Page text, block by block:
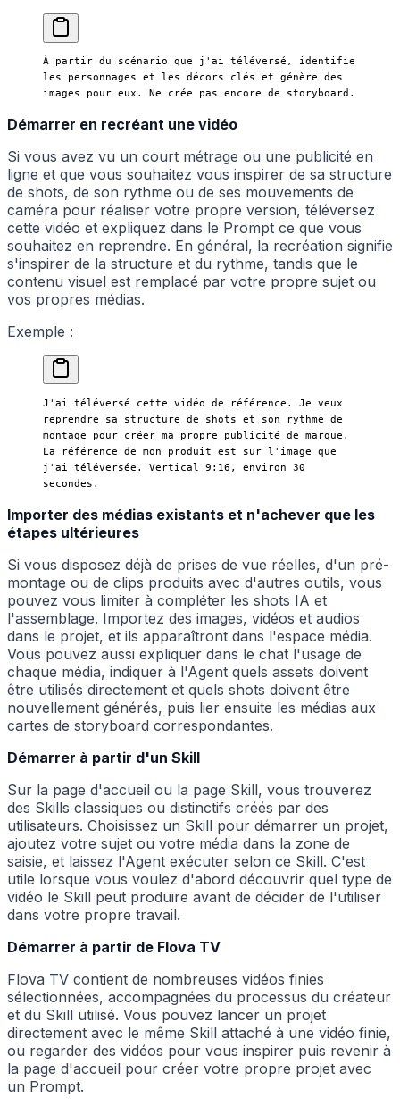
À partir du scénario que j'ai téléversé, identifie
les personnages et les décors clés et génère des
images pour eux. Ne crée pas encore de storyboard.
Démarrer en recréant une vidéo
Si vous avez vu un court métrage ou une publicité en
ligne et que vous souhaitez vous inspirer de sa structure
de shots, de son rythme ou de ses mouvements de
caméra pour réaliser votre propre version, téléversez
cette vidéo et expliquez dans le Prompt ce que vous
souhaitez en reprendre. En général, la recréation signifie
s'inspirer de la structure et du rythme, tandis que le
contenu visuel est remplacé par votre propre sujet ou
vos propres médias.
Exemple :
J'ai téléversé cette vidéo de référence. Je veux
reprendre sa structure de shots et son rythme de
montage pour créer ma propre publicité de marque.
La référence de mon produit est sur l'image que
j'ai téléversée. Vertical 9:16, environ 30
secondes.
Importer des médias existants et n'achever que les
étapes ultérieures
Si vous disposez déjà de prises de vue réelles, d'un pré-
montage ou de clips produits avec d'autres outils, vous
pouvez vous limiter à compléter les shots IA et
l'assemblage. Importez des images, vidéos et audios
dans le projet, et ils apparaîtront dans l'espace média.
Vous pouvez aussi expliquer dans le chat l'usage de
chaque média, indiquer à l'Agent quels assets doivent
être utilisés directement et quels shots doivent être
nouvellement générés, puis lier ensuite les médias aux
cartes de storyboard correspondantes.
Démarrer à partir d'un Skill
Sur la page d'accueil ou la page Skill, vous trouverez
des Skills classiques ou distinctifs créés par des
utilisateurs. Choisissez un Skill pour démarrer un projet,
ajoutez votre sujet ou votre média dans la zone de
saisie, et laissez l'Agent exécuter selon ce Skill. C'est
utile lorsque vous voulez d'abord découvrir quel type de
vidéo le Skill peut produire avant de décider de l'utiliser
dans votre propre travail.
Démarrer à partir de Flova TV
Flova TV contient de nombreuses vidéos finies
sélectionnées, accompagnées du processus du créateur
et du Skill utilisé. Vous pouvez lancer un projet
directement avec le même Skill attaché à une vidéo finie,
ou regarder des vidéos pour vous inspirer puis revenir à
la page d'accueil pour créer votre propre projet avec
un Prompt.